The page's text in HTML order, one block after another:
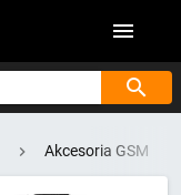
Akcesoria GSM